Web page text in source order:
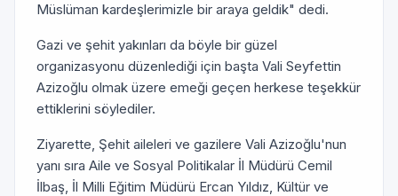
Müslüman kardeşlerimizle bir araya geldik" dedi.
Gazi ve şehit yakınları da böyle bir güzel
organizasyonu düzenlediği için başta Vali Seyfettin
Azizoğlu olmak üzere emeği geçen herkese teşekkür
ettiklerini söylediler.
Ziyarette, Şehit aileleri ve gazilere Vali Azizoğlu'nun
yanı sıra Aile ve Sosyal Politikalar İl Müdürü Cemil
İlbaş, İl Milli Eğitim Müdürü Ercan Yıldız, Kültür ve